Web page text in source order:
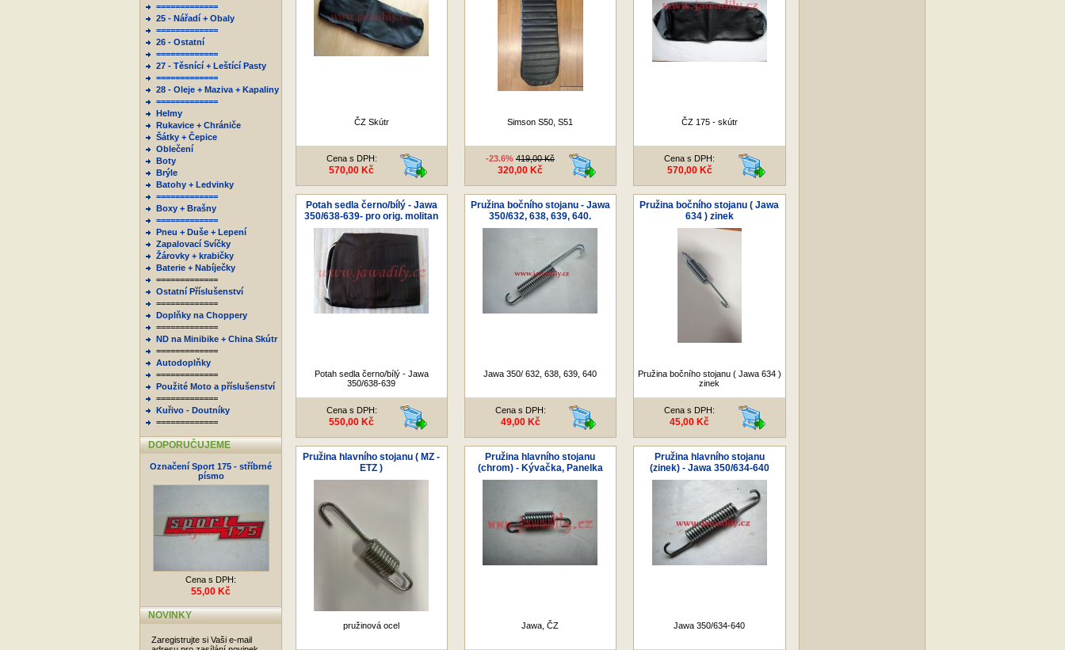
=============
25 - Nářadí + Obaly
=============
26 - Ostatní
=============
27 - Těsnící + Leštící Pasty
=============
28 - Oleje + Maziva + Kapaliny
=============
Helmy
Rukavice + Chrániče
Šátky + Čepice
Oblečení
Boty
Brýle
Batohy + Ledvinky
=============
Boxy + Brašny
=============
Pneu + Duše + Lepení
Zapalovací Svíčky
Žárovky + krabičky
Baterie + Nabíječky
=============
Ostatní Příslušenství
=============
Doplňky na Choppery
=============
ND na Minibike + China Skútr
=============
Autodoplňky
=============
Použité Moto a příslušenství
=============
Kuřivo - Doutníky
=============
DOPORUČUJEME
Označení Sport 175 - stříbrné
písmo
Cena s DPH:
55,00 Kč
NOVINKY
Zaregistrujte si Vaši e-mail
ČZ Skútr
Cena s DPH:
570,00 Kč
Simson S50, S51
-23.6% 419,00 Kč
320,00 Kč
ČZ 175 - skútr
Cena s DPH:
570,00 Kč
Potah sedla černo/bílý - Jawa
350/638-639- pro orig. molitan
Potah sedla černo/bílý - Jawa
350/638-639
Cena s DPH:
550,00 Kč
Pružina bočního stojanu - Jawa
350/632, 638, 639, 640.
Jawa 350/ 632, 638, 639, 640
Cena s DPH:
49,00 Kč
Pružina bočního stojanu ( Jawa
634 ) zinek
Pružina bočního stojanu ( Jawa 634 )
zinek
Cena s DPH:
45,00 Kč
Pružina hlavního stojanu ( MZ -
ETZ )
pružinová ocel
Pružina hlavního stojanu
(chrom) - Kývačka, Panelka
Jawa, ČZ
Pružina hlavního stojanu
(zinek) - Jawa 350/634-640
Jawa 350/634-640